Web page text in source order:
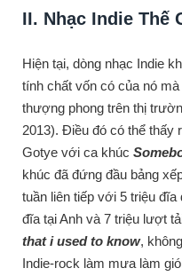
II. Nhạc Indie Thế
Hiện tại, dòng nhạc Indie
tính chất vốn có của nó
thượng phong trên thị
2013). Điều đó có thể thấy
Gotye với ca khúc
khúc đã đứng đầu bảng
tuần liên tiếp với 5 triệu
đĩa tại Anh và 7 triệu lượt
that i used to know,
Indie-rock làm mưa làm